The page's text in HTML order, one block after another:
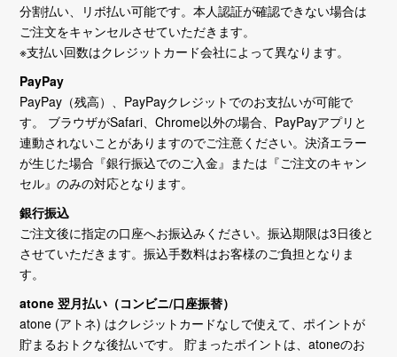
分割払い、リボ払い可能です。本人認証が確認できない場合は
ご注文をキャンセルさせていただきます。
※支払い回数はクレジットカード会社によって異なります。
PayPay
PayPay（残高）、PayPayクレジットでのお支払いが可能で
す。 ブラウザがSafari、Chrome以外の場合、PayPayアプリと
連動されないことがありますのでご注意ください。決済エラー
が生じた場合『銀行振込でのご入金』または『ご注文のキャン
セル』のみの対応となります。
銀行振込
ご注文後に指定の口座へお振込みください。振込期限は3日後と
させていただきます。振込手数料はお客様のご負担となりま
す。
atone 翌月払い（コンビニ/口座振替）
atone (アトネ) はクレジットカードなしで使えて、ポイントが
貯まるおトクな後払いです。 貯まったポイントは、atoneのお